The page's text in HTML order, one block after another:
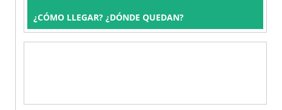
¿CÓMO LLEGAR? ¿DÓNDE QUEDAN?